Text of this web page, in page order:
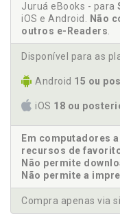
Juruá eBooks - para
iOS e Android.
Não
outros e-Readers
Disponível para as
Android 15 ou
iOS 18 ou
Em computadores
recursos de
Não permite
Não permite a
Compra apenas via